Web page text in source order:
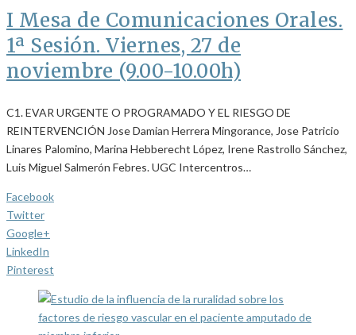
I Mesa de Comunicaciones Orales.
1ª Sesión. Viernes, 27 de
noviembre (9.00-10.00h)
C1. EVAR URGENTE O PROGRAMADO Y EL RIESGO DE
REINTERVENCIÓN Jose Damian Herrera Mingorance, Jose Patricio
Linares Palomino, Marina Hebberecht López, Irene Rastrollo Sánchez,
Luis Miguel Salmerón Febres. UGC Intercentros…
Facebook
Twitter
Google+
LinkedIn
Pinterest